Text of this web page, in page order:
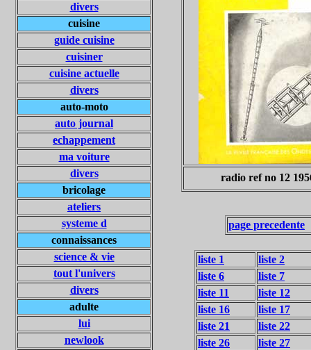
radio ref no 12
divers
cuisine
guide cuisine
cuisiner
cuisine actuelle
divers
auto-moto
auto journal
echappement
ma voiture
divers
bricolage
ateliers
systeme d
connaissances
science & vie
tout l'univers
divers
adulte
lui
newlook
page precedente
liste 1
liste 2
liste 6
liste 7
liste 11
liste 12
liste 16
liste 17
liste 21
liste 22
liste 26
liste 27